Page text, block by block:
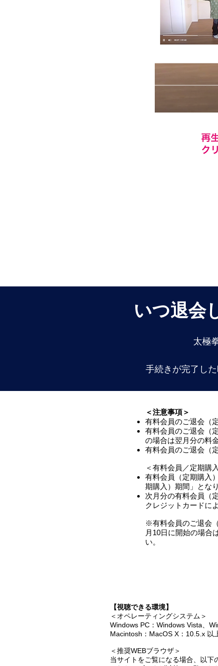
いつ退会
太極
手続きが完了し
​＜注意事項＞
有料会員のご退会（
有料会員のご退会（
の場合は翌月分の料
有料会員のご退会（
＜有料会員／定期購
有料会員（定期購入
期購入）期間」となり
次月分の有料会員（
クレジットカードに
※有料会員のご退会
月10日に開始の場合
い。
【視聴できる環境】
＜オペレーティングシステム＞
Windows PC：Windows Vista、
Macintosh：MacOS X：10.5.x 以
＜推奨WEBブラウザ＞
当サイトをご覧になる場合、以下